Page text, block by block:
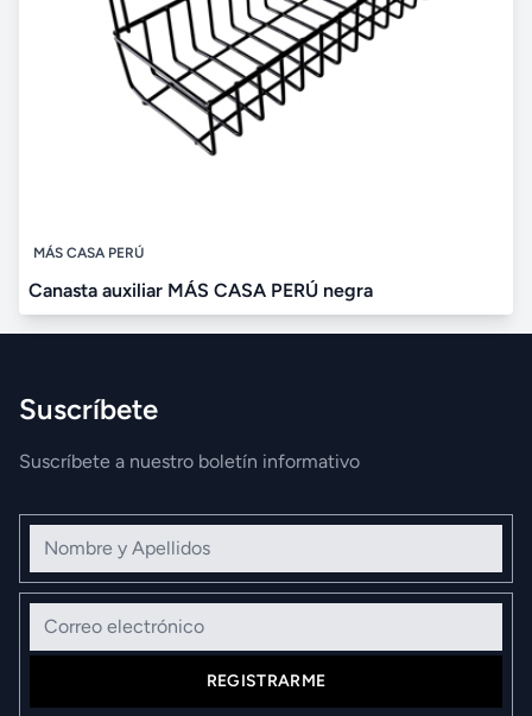
MÁS CASA PERÚ
Canasta auxiliar MÁS CASA PERÚ negra
Suscríbete
Suscríbete a nuestro boletín informativo
Nombre y Apellidos
Correo electrónico
REGISTRARME